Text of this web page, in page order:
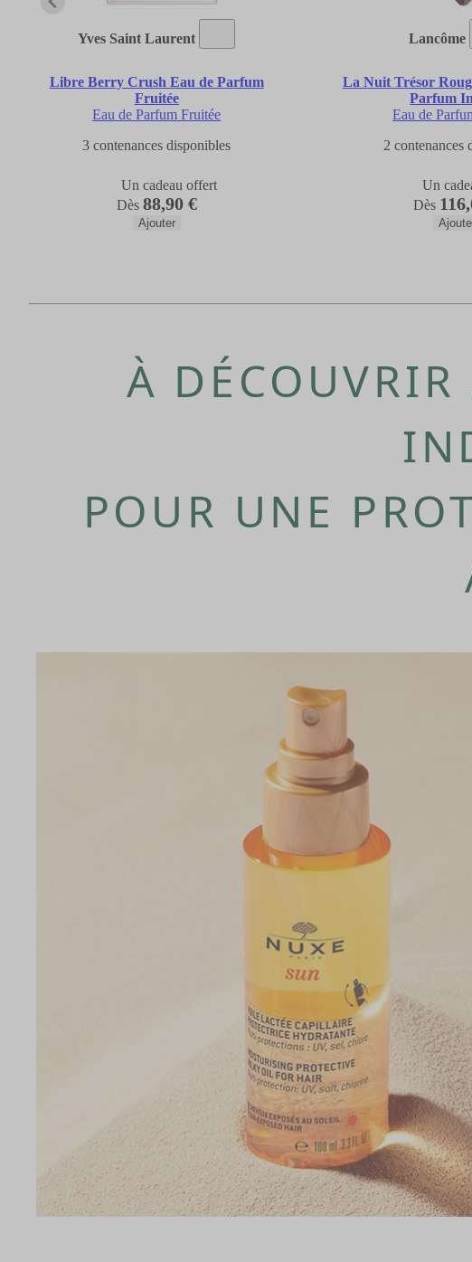
Yves Saint Laurent
Libre Berry Crush Eau de Parfum
Fruitée
Eau de Parfum Fruitée
3 contenances disponibles
Un cadeau offert
Dès 88,90 €
Ajouter
Lancôme
La Nuit Trésor
Parfum
Eau de
2 contenances
Un
Dès
À
POUR UNE